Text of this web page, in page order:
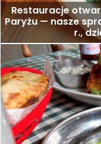
Restauracje
Paryżu — nasze
r.,